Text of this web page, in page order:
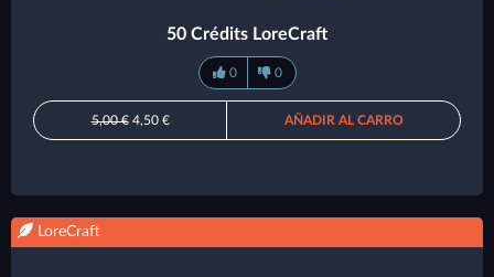
50 Crédits LoreCraft
0 0
5,00 €4,50 € AÑADIR AL CARRO
LoreCraft